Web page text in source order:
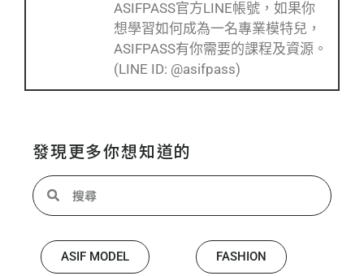
ASIFPASS官方LINE帳號，如果你
想學習如何成為一名專業模特兒，
ASIFPASS有你需要的課程及資源。
(LINE ID: @asifpass)
發現更多你想知道的
ASIF MODEL FASHION